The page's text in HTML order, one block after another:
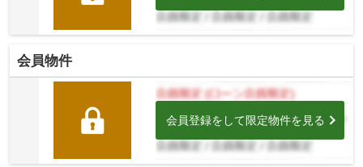
会員物件
会員登録をして限定物件を見る